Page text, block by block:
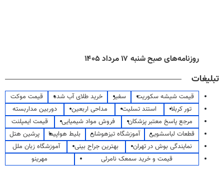
روزنامه‌های صبح شنبه ۱۷ مرداد ۱۴۰۵
تبلیغات
قیمت شیشه سکوریت سفیر خرید طلای آب شده
قیمت موکت
تور کربلا
استند تسلیت مداحی اربعین
دوربین مداربسته
مرجع پاسخ معتبر پزشکان
فروش مواد شیمیایی
قیمت ایمپلنت
قطعات لباسشویی
آموزشگاه تیزهوشان بلیط هواپیما
پرشین هتل
نمایندگی بوش در تهران
بهترین جراح بینی
آموزشگاه زبان ملل
قیمت و خرید سمعک نامرئی
مهرینو